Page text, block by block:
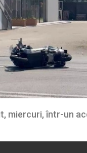
miercuri, într-un